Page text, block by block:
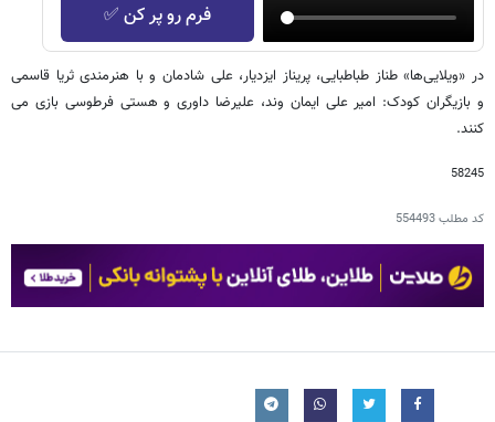
فرم رو پر کن ✅
در «ویلایی‌ها» طناز طباطبایی، پریناز ایزدیار، علی شادمان و با هنرمندی ثریا قاسمی
و بازیگران کودک: امیر علی ایمان وند، علیرضا داوری و هستی فرطوسی بازی می
کنند.
58245
کد مطلب554493